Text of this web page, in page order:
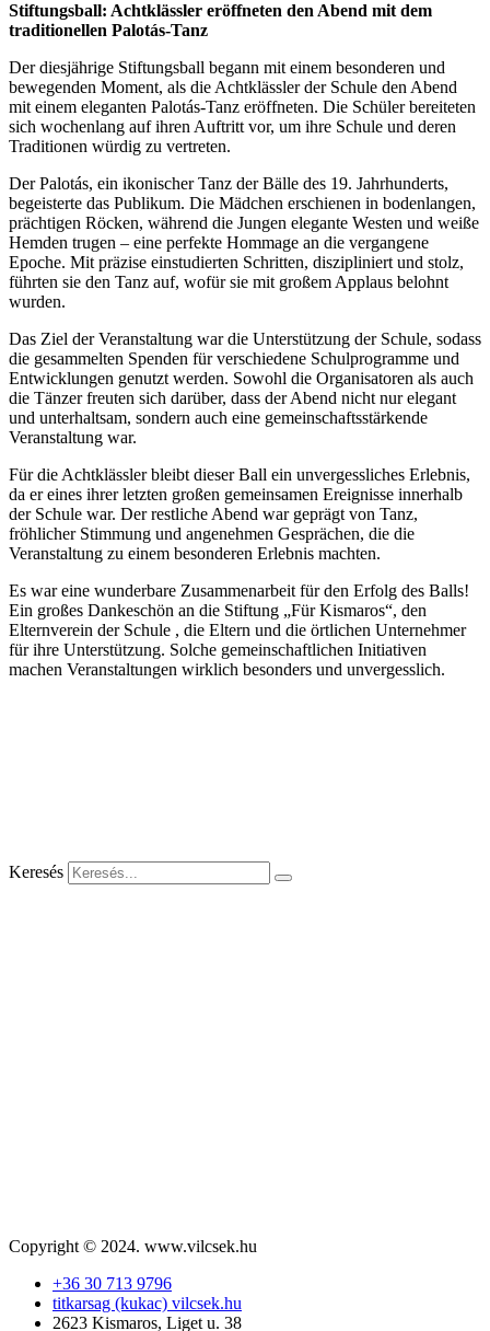
Stiftungsball: Achtklässler eröffneten den Abend mit dem
traditionellen Palotás-Tanz
Der diesjährige Stiftungsball begann mit einem besonderen und
bewegenden Moment, als die Achtklässler der Schule den Abend
mit einem eleganten Palotás-Tanz eröffneten. Die Schüler bereiteten
sich wochenlang auf ihren Auftritt vor, um ihre Schule und deren
Traditionen würdig zu vertreten.
Der Palotás, ein ikonischer Tanz der Bälle des 19. Jahrhunderts,
begeisterte das Publikum. Die Mädchen erschienen in bodenlangen,
prächtigen Röcken, während die Jungen elegante Westen und weiße
Hemden trugen – eine perfekte Hommage an die vergangene
Epoche. Mit präzise einstudierten Schritten, diszipliniert und stolz,
führten sie den Tanz auf, wofür sie mit großem Applaus belohnt
wurden.
Das Ziel der Veranstaltung war die Unterstützung der Schule, sodass
die gesammelten Spenden für verschiedene Schulprogramme und
Entwicklungen genutzt werden. Sowohl die Organisatoren als auch
die Tänzer freuten sich darüber, dass der Abend nicht nur elegant
und unterhaltsam, sondern auch eine gemeinschaftsstärkende
Veranstaltung war.
Für die Achtklässler bleibt dieser Ball ein unvergessliches Erlebnis,
da er eines ihrer letzten großen gemeinsamen Ereignisse innerhalb
der Schule war. Der restliche Abend war geprägt von Tanz,
fröhlicher Stimmung und angenehmen Gesprächen, die die
Veranstaltung zu einem besonderen Erlebnis machten.
Es war eine wunderbare Zusammenarbeit für den Erfolg des Balls!
Ein großes Dankeschön an die Stiftung „Für Kismaros“, den
Elternverein der Schule , die Eltern und die örtlichen Unternehmer
für ihre Unterstützung. Solche gemeinschaftlichen Initiativen
machen Veranstaltungen wirklich besonders und unvergesslich.
Keresés
Copyright © 2024. www.vilcsek.hu
+36 30 713 9796
titkarsag (kukac) vilcsek.hu
2623 Kismaros, Liget u. 38